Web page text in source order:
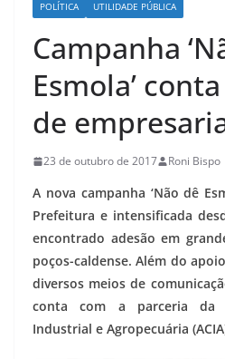
POLÍTICA UTILIDADE PÚBLICA
Campanha
Esmola’
de
23 de outubro de 2017 Roni Bispo
A nova campanha ‘Não dê
Prefeitura e intensificada
encontrado adesão em
poços-caldense. Além do
diversos meios de
conta com a parceria da
Industrial e Agropecuária